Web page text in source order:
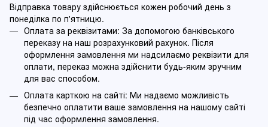
Відправка товару здійснюється кожен робочий день з
понеділка по п'ятницю.
Оплата за реквізитами: За допомогою банківського
переказу на наш розрахунковий рахунок. Після
оформлення замовлення ми надсилаємо реквізити для
оплати, переказ можна здійснити будь-яким зручним
для вас способом.
Оплата карткою на сайті: Ми надаємо можливість
безпечно оплатити ваше замовлення на нашому сайті
під час оформлення замовлення.